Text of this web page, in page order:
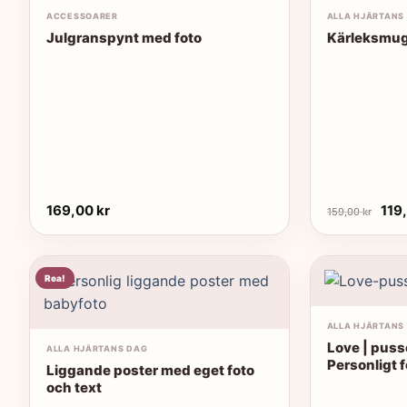
ACCESSOARER
Julgranspynt med foto
169,00kr
ALLA HJÄRTANS
159,00kr Det
Rea!
ALLA HJÄRTANS DAG
Liggande poster med eget foto
och text
ALLA HJÄRTANS
Love |
Personligt